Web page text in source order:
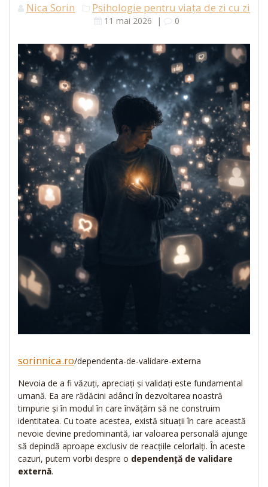
Nica Sorin Psihologie pentru viața de zi cu zi
11 mai 2026 | 0
sorinnica.ro/dependenta-de-validare-externa
Nevoia de a fi văzuți, apreciați și validați este fundamental
umană. Ea are rădăcini adânci în dezvoltarea noastră
timpurie și în modul în care învățăm să ne construim
identitatea. Cu toate acestea, există situații în care această
nevoie devine predominantă, iar valoarea personală ajunge
să depindă aproape exclusiv de reacțiile celorlalți. În aceste
cazuri, putem vorbi despre o dependență de validare
externă.